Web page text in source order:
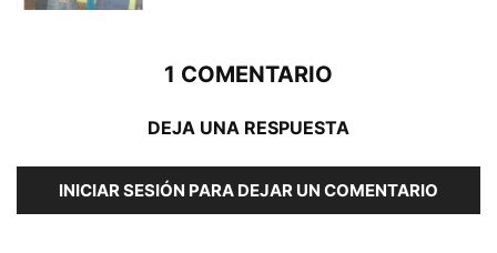
1 COMENTARIO
DEJA UNA RESPUESTA
INICIAR SESIÓN PARA DEJAR UN COMENTARIO